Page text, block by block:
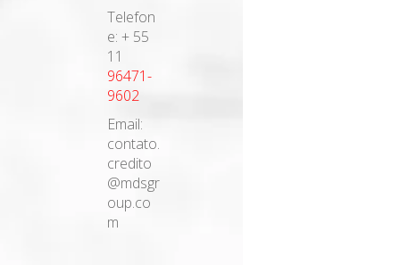
Telefon
e: + 55
11
96471-
9602
Email:
contato.
credito
@mdsgr
oup.co
m